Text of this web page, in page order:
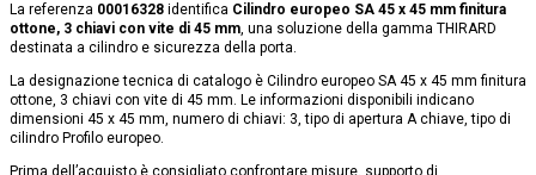
La referenza 00016328 identifica Cilindro europeo SA 45 x 45 mm finitura
ottone, 3 chiavi con vite di 45 mm, una soluzione della gamma THIRARD
destinata a cilindro e sicurezza della porta.
La designazione tecnica di catalogo è Cilindro europeo SA 45 x 45 mm finitura
ottone, 3 chiavi con vite di 45 mm. Le informazioni disponibili indicano
dimensioni 45 x 45 mm, numero di chiavi: 3, tipo di apertura A chiave, tipo di
cilindro Profilo europeo.